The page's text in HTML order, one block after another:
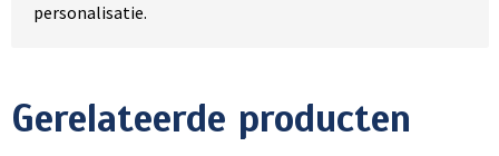
personalisatie.
Gerelateerde producten